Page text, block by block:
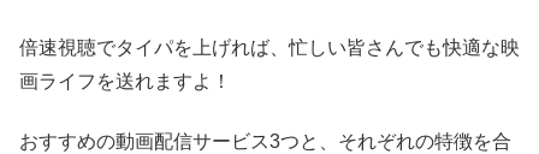
倍速視聴でタイパを上げれば、忙しい皆さんでも快適な映
画ライフを送れますよ！
おすすめの動画配信サービス3つと、それぞれの特徴を合